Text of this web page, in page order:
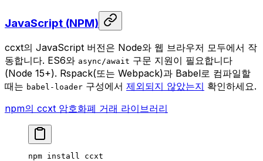
JavaScript (NPM)
ccxt의 JavaScript 버전은 Node와 웹 브라우저 모두에서 작
동합니다. ES6와 async/await 구문 지원이 필요합니다
(Node 15+). Rspack(또는 Webpack)과 Babel로 컴파일할
때는 babel-loader 구성에서 제외되지 않았는지 확인하세요.
npm의 ccxt 암호화폐 거래 라이브러리
npm install ccxt